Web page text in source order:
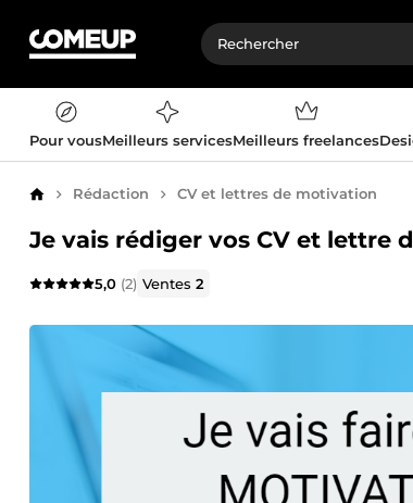
Pour vousMeilleurs servicesMeilleurs freelances
AccueilRédaction CV et lettres de motivation
Je vais rédiger vos CV et lettre
5,0 (2) Ventes2